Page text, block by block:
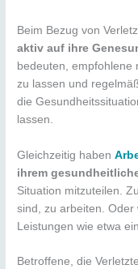
Beim Bezug von
aktiv auf ihre
bedeuten, empfohlene
zu lassen und
die
lassen.
Gleichzeitig haben
ihrem
Situation mitzuteilen.
sind, zu arbeiten. Oder
Leistungen wie etwa
Betroffene, die